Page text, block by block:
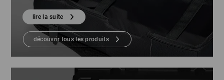
lire la suite
découvrir tous les produits